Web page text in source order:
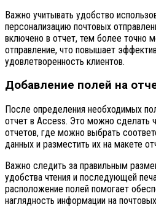
Важно учитывать удобство
персонализацию почтовых
включено в отчет, тем более точно
отправление, что повышает
удовлетворенность клиентов.
Добавление полей на
После определения необходимых
отчет в Access. Это можно сделать
отчетов, где можно выбрать
данных и разместить их на макете
Важно следить за правильным
удобства чтения и последующей
расположение полей помогает
наглядность информации на